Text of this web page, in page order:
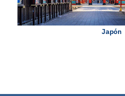
Japón